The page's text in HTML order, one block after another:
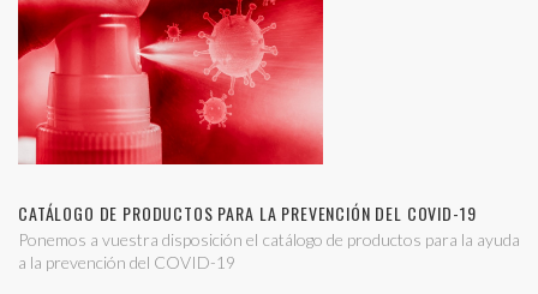
CATÁLOGO DE PRODUCTOS PARA LA PREVENCIÓN DEL COVID-19
Ponemos a vuestra disposición el catálogo de productos para la ayuda
a la prevención del COVID-19